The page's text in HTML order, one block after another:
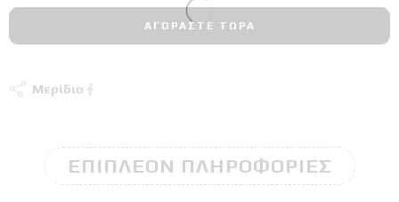
ΑΓΟΡΆΣΤΕ ΤΏΡΑ
Μερίδιο
ΕΠΙΠΛΈΟΝ ΠΛΗΡΟΦΟΡΊΕΣ